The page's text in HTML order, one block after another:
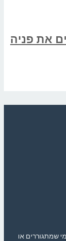
את פניה
שמתגוררים או